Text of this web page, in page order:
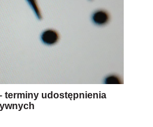
terminy udostępnienia